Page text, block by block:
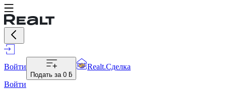
Войти
Подать за 0 ƃ
Realt.Сделка
Войти